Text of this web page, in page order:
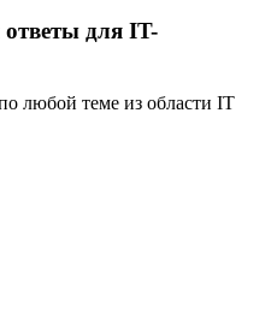
для IT-
любой теме из области IT